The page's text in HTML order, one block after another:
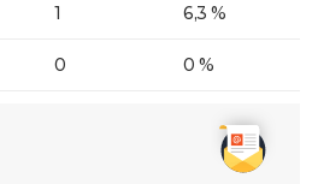
1 6,3 %
0 0 %